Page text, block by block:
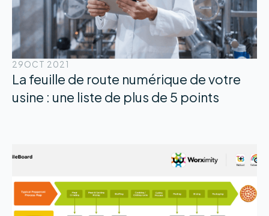
29OCT 2021
La feuille de route numérique de votre
usine : une liste de plus de 5 points